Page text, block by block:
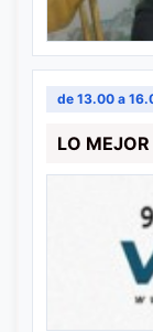
de 13.00 a
LO